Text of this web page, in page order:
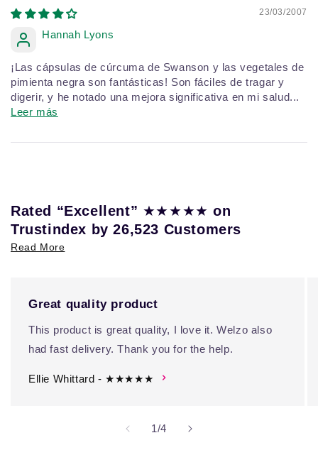
23/03/2007
Hannah Lyons
¡Las cápsulas de cúrcuma de Swanson y las vegetales de
pimienta negra son fantásticas! Son fáciles de tragar y
digerir, y he notado una mejora significativa en mi salud...
Leer más
Rated “Excellent” ★★★★★on
Trustindex by 26,523 Customers
Read More
Great quality product
This product is great quality, I love it. Welzo also
had fast delivery. Thank you for the help.
Ellie Whittard - ★★★★★
1/de
4